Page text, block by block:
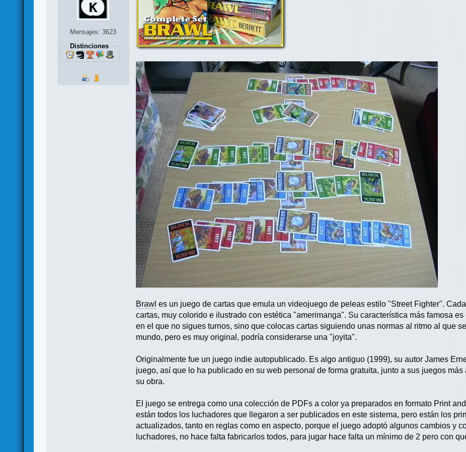
Mensajes: 3623
Distinciones
Brawl es un juego de cartas que emula un videojuego de peleas estilo "Street Fighter".
cartas, muy colorido e ilustrado con estética "amerimanga". Su característica más famosa
en el que no sigues turnos, sino que colocas cartas siguiendo unas normas al ritmo al que
mundo, pero es muy original, podría considerarse una "joyita".
Originalmente fue un juego indie autopublicado. Es algo antiguo (1999), su autor James
juego, así que lo ha publicado en su web personal de forma gratuita, junto a sus juegos
su obra.
El juego se entrega como una colección de PDFs a color ya preparados en formato Print
están todos los luchadores que llegaron a ser publicados en este sistema, pero están los
actualizados, tanto en reglas como en aspecto, porque el juego adoptó algunos cambios y
luchadores, no hace falta fabricarlos todos, para jugar hace falta un mínimo de 2 pero con